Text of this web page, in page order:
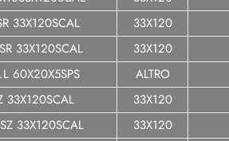
33X120SCAL 33X120
33X120SCAL 33X120
60X20X5SPS ALTRO
33X120SCAL 33X120
33X120SCAL 33X120